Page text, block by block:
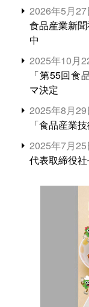
2026年5月27
食品産業新
中
2025年10月
「第55回食
マ決定
2025年8月29
「食品産業
2025年7月25
代表取締役